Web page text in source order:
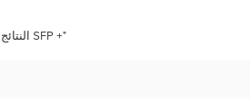
3 النتائج التي تم العثور عليها ل "10 جيجابت SFP +"